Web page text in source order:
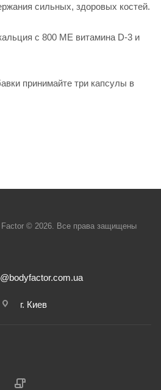
сильных, здоровых костей.
с 800 МЕ витамина D-3 и
принимайте три капсулы в
Factor © 2026. Все права защищены
г. Киев